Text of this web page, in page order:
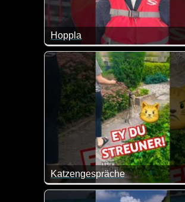
Hoppla
Man traut manchmal kaum
Katzengespräche
Da wäre ich manchmal froh,